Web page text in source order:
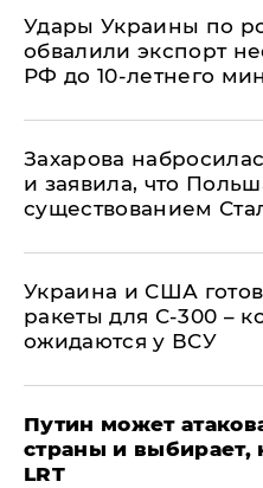
Удары Украины по
обвалили экспорт
РФ до 10-летнего
​Захарова
и заявила, что
существованием
Украина и США
ракеты для С-300 –
ожидаются у ВСУ
Путин может
страны и выбирает,
LRT